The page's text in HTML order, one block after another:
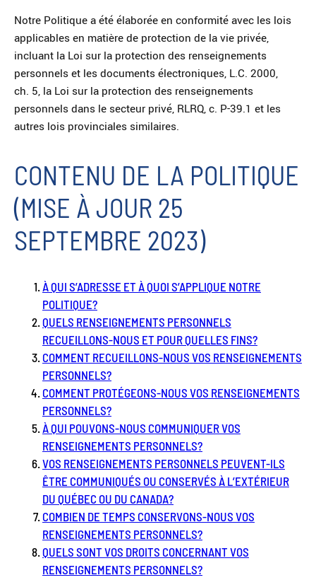
Notre Politique a été élaborée en conformité avec les lois
applicables en matière de protection de la vie privée,
incluant la Loi sur la protection des renseignements
personnels et les documents électroniques, L.C. 2000,
ch. 5, la Loi sur la protection des renseignements
personnels dans le secteur privé, RLRQ, c. P-39.1 et les
autres lois provinciales similaires.
CONTENU DE LA POLITIQUE
(MISE À JOUR 25
SEPTEMBRE 2023)
À QUI S’ADRESSE ET À QUOI S’APPLIQUE NOTRE
POLITIQUE?
QUELS RENSEIGNEMENTS PERSONNELS
RECUEILLONS-NOUS ET POUR QUELLES FINS?
COMMENT RECUEILLONS-NOUS VOS RENSEIGNEMENTS
PERSONNELS?
COMMENT PROTÉGEONS-NOUS VOS RENSEIGNEMENTS
PERSONNELS?
À QUI POUVONS-NOUS COMMUNIQUER VOS
RENSEIGNEMENTS PERSONNELS?
VOS RENSEIGNEMENTS PERSONNELS PEUVENT-ILS
ÊTRE COMMUNIQUÉS OU CONSERVÉS À L’EXTÉRIEUR
DU QUÉBEC OU DU CANADA?
COMBIEN DE TEMPS CONSERVONS-NOUS VOS
RENSEIGNEMENTS PERSONNELS?
QUELS SONT VOS DROITS CONCERNANT VOS
RENSEIGNEMENTS PERSONNELS?